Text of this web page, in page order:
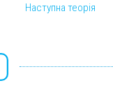
Наступна теорія